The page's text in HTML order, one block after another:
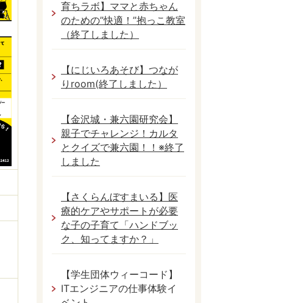
育ちラボ】ママと赤ちゃん
のための”快適！”抱っこ教室
（終了しました）
【にじいろあそび】つなが
りroom(終了しました）
【金沢城・兼六園研究会】
親子でチャレンジ！カルタ
とクイズで兼六園！！※終了
しました
【さくらんぼすまいる】医
療的ケアやサポートが必要
な子の子育て「ハンドブッ
ク、知ってますか？」
【学生団体ウィーコード】
ITエンジニアの仕事体験イ